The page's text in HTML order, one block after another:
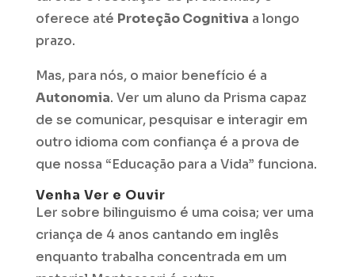
oferece até Proteção Cognitiva a longo
prazo.
Mas, para nós, o maior benefício é a
Autonomia. Ver um aluno da Prisma capaz
de se comunicar, pesquisar e interagir em
outro idioma com confiança é a prova de
que nossa “Educação para a Vida” funciona.
Venha Ver e Ouvir
Ler sobre bilinguismo é uma coisa; ver uma
criança de 4 anos cantando em inglês
enquanto trabalha concentrada em um